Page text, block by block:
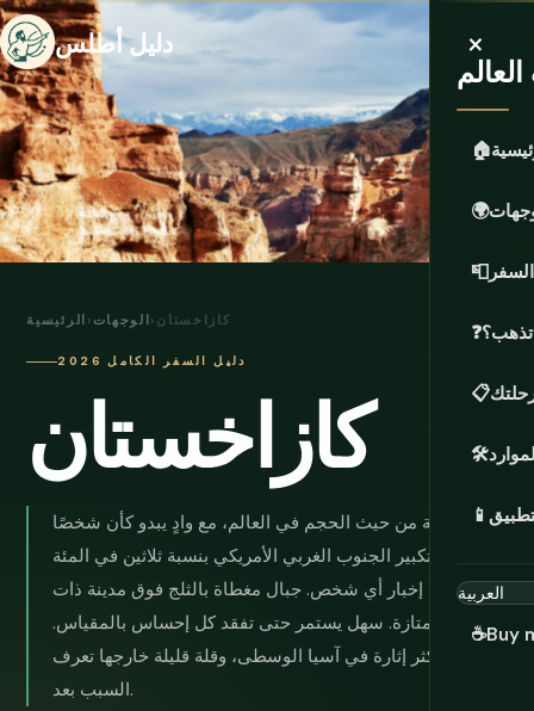
دليل أطلس ×
🏠
🌍
📮
❓تذهب؟
📋
🛠️
📱
☕Buy
الرئيسية › الوجهات › كازاخستان
دليل السفر الكامل 2026
كازاخستان
التاسعة من حيث الحجم في العالم، مع وادٍ يبدو كأن شخصًا
قام بتكبير الجنوب الغربي الأمريكي بنسبة ثلاثين في المئة
ونسِيَ إخبار أي شخص. جبال مغطاة بالثلج فوق مدينة ذات
قهوة ممتازة. سهل يستمر حتى تفقد كل إحساس بالمقياس.
الوجهة الأكثر إثارة في آسيا الوسطى، وقلة قليلة خارجها تعرف
السبب بعد.